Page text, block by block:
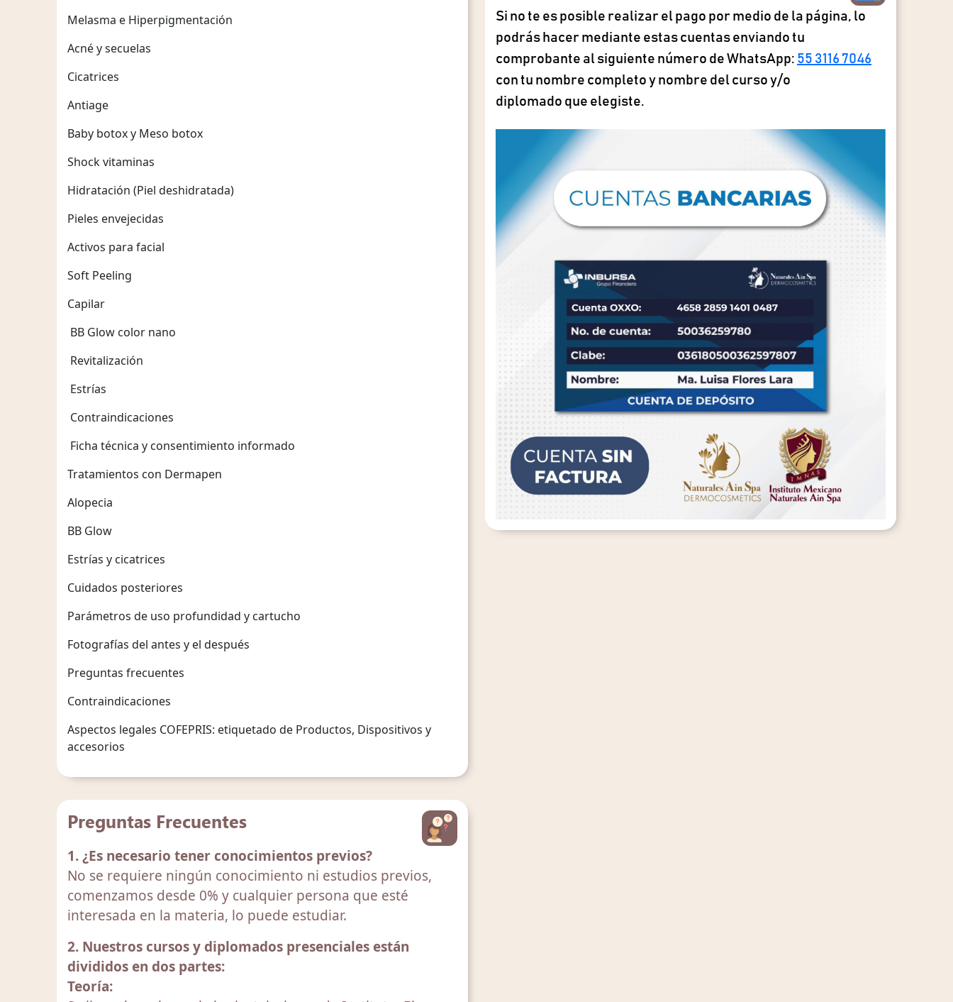
Melasma e Hiperpigmentación
Acné y secuelas
Cicatrices
Antiage
Baby botox y Meso botox
Shock vitaminas
Hidratación (Piel deshidratada)
Pieles envejecidas
Activos para facial
Soft Peeling
Capilar
BB Glow color nano
Revitalización
Estrías
Contraindicaciones
Ficha técnica y consentimiento informado
Tratamientos con Dermapen
Alopecia
BB Glow
Estrías y cicatrices
Cuidados posteriores
Parámetros de uso profundidad y cartucho
Fotografías del antes y el después
Preguntas frecuentes
Contraindicaciones
Aspectos legales COFEPRIS: etiquetado de Productos, Dispositivos y
accesorios
Preguntas Frecuentes
1. ¿Es necesario tener conocimientos previos?
No se requiere ningún conocimiento ni estudios previos,
comenzamos desde 0% y cualquier persona que esté
interesada en la materia, lo puede estudiar.
2. Nuestros cursos y diplomados presenciales están
divididos en dos partes:
Teoría:
Si no te es posible realizar el pago por medio de la página, lo
podrás hacer mediante estas cuentas enviando tu
comprobante al siguiente número de WhatsApp: 55 3116 7046
con tu nombre completo y nombre del curso y/o
diplomado que elegiste.